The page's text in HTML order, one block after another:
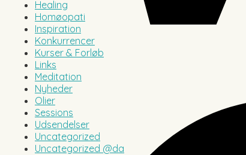
Healing
Homøopati
Inspiration
Konkurrencer
Kurser & Forløb
Links
Meditation
Nyheder
Olier
Sessions
Udsendelser
Uncategorized
Uncategorized @da